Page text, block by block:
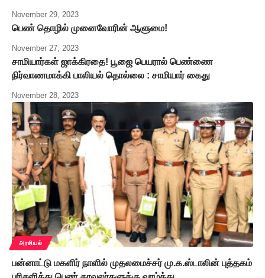
November 29, 2023
பெண் தொழில் முனைவோரின் ஆளுமை!
November 27, 2023
சாமியார்கள் ஜாக்கிரதை! பூஜை பெயரால் பெண்ணை
நிர்வாணமாக்கி பாலியல் தொல்லை : சாமியார் கைது
November 28, 2023
அரசியல்
பன்னாட்டு மகளிர் நாளில் முதலமைச்சர் மு.க.ஸ்டாலின் புத்தகம்